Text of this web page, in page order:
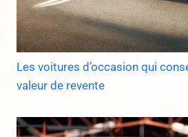
Les voitures d’occasion qui
valeur de revente